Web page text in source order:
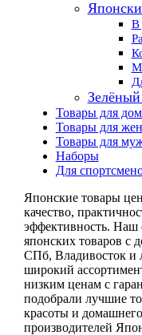
В
Товары для
Товары для
Товары для
Наборы
Для
Японские товары
качество,
эффективность. Наш
японских товаров с
СПб, Владивосток и
широкий
низким ценам с
подобрали лучшие
красоты и
производителей